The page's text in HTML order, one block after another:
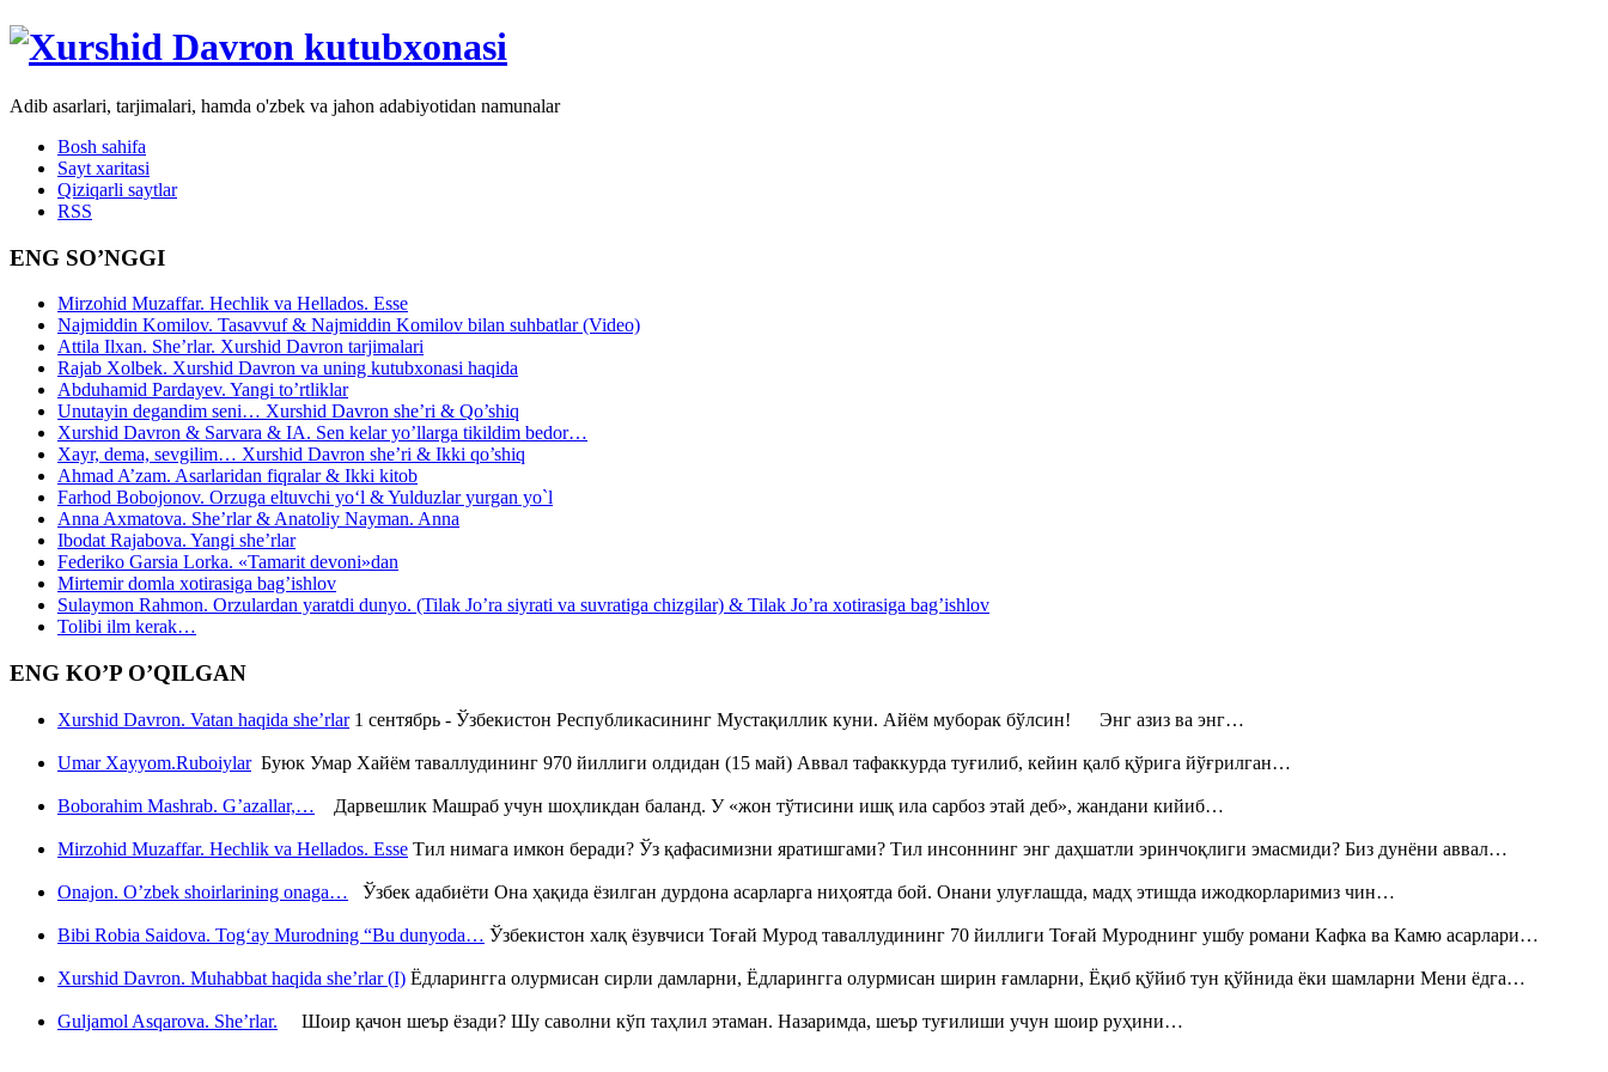
Adib asarlari, tarjimalari, hamda o'zbek va jahon adabiyotidan namunalar
Bosh sahifa
Sayt xaritasi
Qiziqarli saytlar
RSS
ENG SO’NGGI
Mirzohid Muzaffar. Hechlik va Hellados. Esse
Najmiddin Komilov. Tasavvuf & Najmiddin Komilov bilan suhbatlar (Video)
Attila Ilxan. She’rlar. Xurshid Davron tarjimalari
Rajab Xolbek. Xurshid Davron va uning kutubxonasi haqida
Abduhamid Pardayev. Yangi to’rtliklar
Unutayin degandim seni… Xurshid Davron she’ri & Qo’shiq
Xurshid Davron & Sarvara & IA. Sen kelar yo’llarga tikildim bedor…
Xayr, dema, sevgilim… Xurshid Davron she’ri & Ikki qo’shiq
Ahmad A’zam. Asarlaridan fiqralar & Ikki kitob
Farhod Bobojonov. Orzuga eltuvchi yo‘l & Yulduzlar yurgan yo`l
Anna Axmatova. She’rlar & Anatoliy Nayman. Anna
Ibodat Rajabova. Yangi she’rlar
Federiko Garsia Lorka. «Tamarit devoni»dan
Mirtemir domla xotirasiga bag’ishlov
Sulaymon Rahmon. Orzulardan yaratdi dunyo. (Tilak Jo’ra siyrati va suvratiga chizgilar) & Tilak Jo’ra xotirasiga bag’ishlov
Tolibi ilm kerak…
ENG KO’P O’QILGAN
Xurshid Davron. Vatan haqida she’rlar1 сентябрь - Ўзбекистон Республикасининг Мустақиллик куни. Айём муборак бўлсин! Энг азиз ва энг…
Umar Xayyom.RuboiylarБуюк Умар Хайём таваллудининг 970 йиллиги олдидан (15 май) Аввал тафаккурда туғилиб, кейин қалб қўрига йўғрилган…
Boborahim Mashrab. G’azallar,… Дарвешлик Машраб учун шоҳликдан баланд. У «жон тўтисини ишқ ила сарбоз этай деб», жандани кийиб…
Mirzohid Muzaffar. Hechlik va Hellados. Esse Тил нимага имкон беради? Ўз қафасимизни яратишгами? Тил инсоннинг энг даҳшатли эринчоқлиги эмасмиди? Биз дунёни аввал…
Onajon. O’zbek shoirlarining onaga… Ўзбек адабиёти Она ҳақида ёзилган дурдона асарларга ниҳоятда бой. Онани улуғлашда, мадҳ этишда ижодкорларимиз чин…
Bibi Robia Saidova. Tog‘ay Murodning “Bu dunyoda… Ўзбекистон халқ ёзувчиси Тоғай Мурод таваллудининг 70 йиллиги Тоғай Муроднинг ушбу романи Кафка ва Камю асарлари…
Xurshid Davron. Muhabbat haqida she’rlar (I) Ёдларингга олурмисан сирли дамларни, Ёдларингга олурмисан ширин ғамларни, Ёқиб қўйиб тун қўйнида ёки шамларни Мени ёдга…
Guljamol Asqarova. She’rlar. Шоир қачон шеър ёзади? Шу саволни кўп таҳлил этаман. Назаримда, шеър туғилиши учун шоир руҳини…